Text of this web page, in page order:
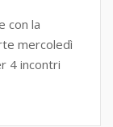
con la
mercoledì
4 incontri